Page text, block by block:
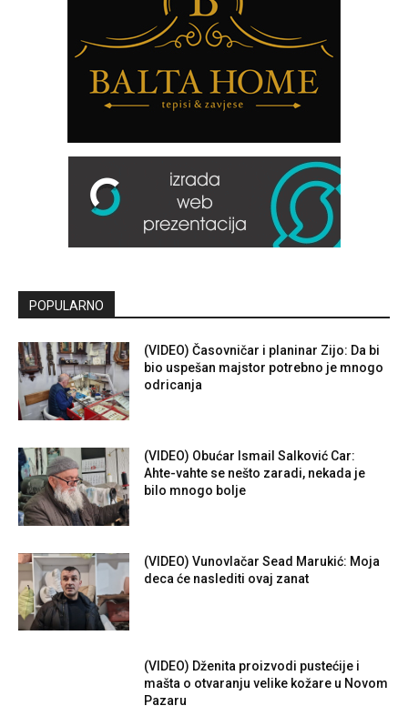
POPULARNO
(VIDEO) Časovničar i planinar Zijo: Da bi
bio uspešan majstor potrebno je mnogo
odricanja
(VIDEO) Obućar Ismail Salković Car:
Ahte-vahte se nešto zaradi, nekada je
bilo mnogo bolje
(VIDEO) Vunovlačar Sead Marukić: Moja
deca će naslediti ovaj zanat
(VIDEO) Dženita proizvodi pustećije i
mašta o otvaranju velike kožare u Novom
Pazaru